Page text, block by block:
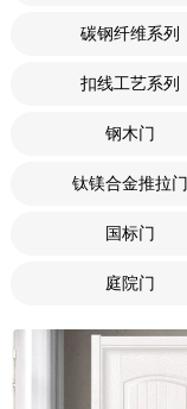
碳钢纤维系列
扣线工艺系列
钢木门
钛镁合金推拉门
国标门
庭院门